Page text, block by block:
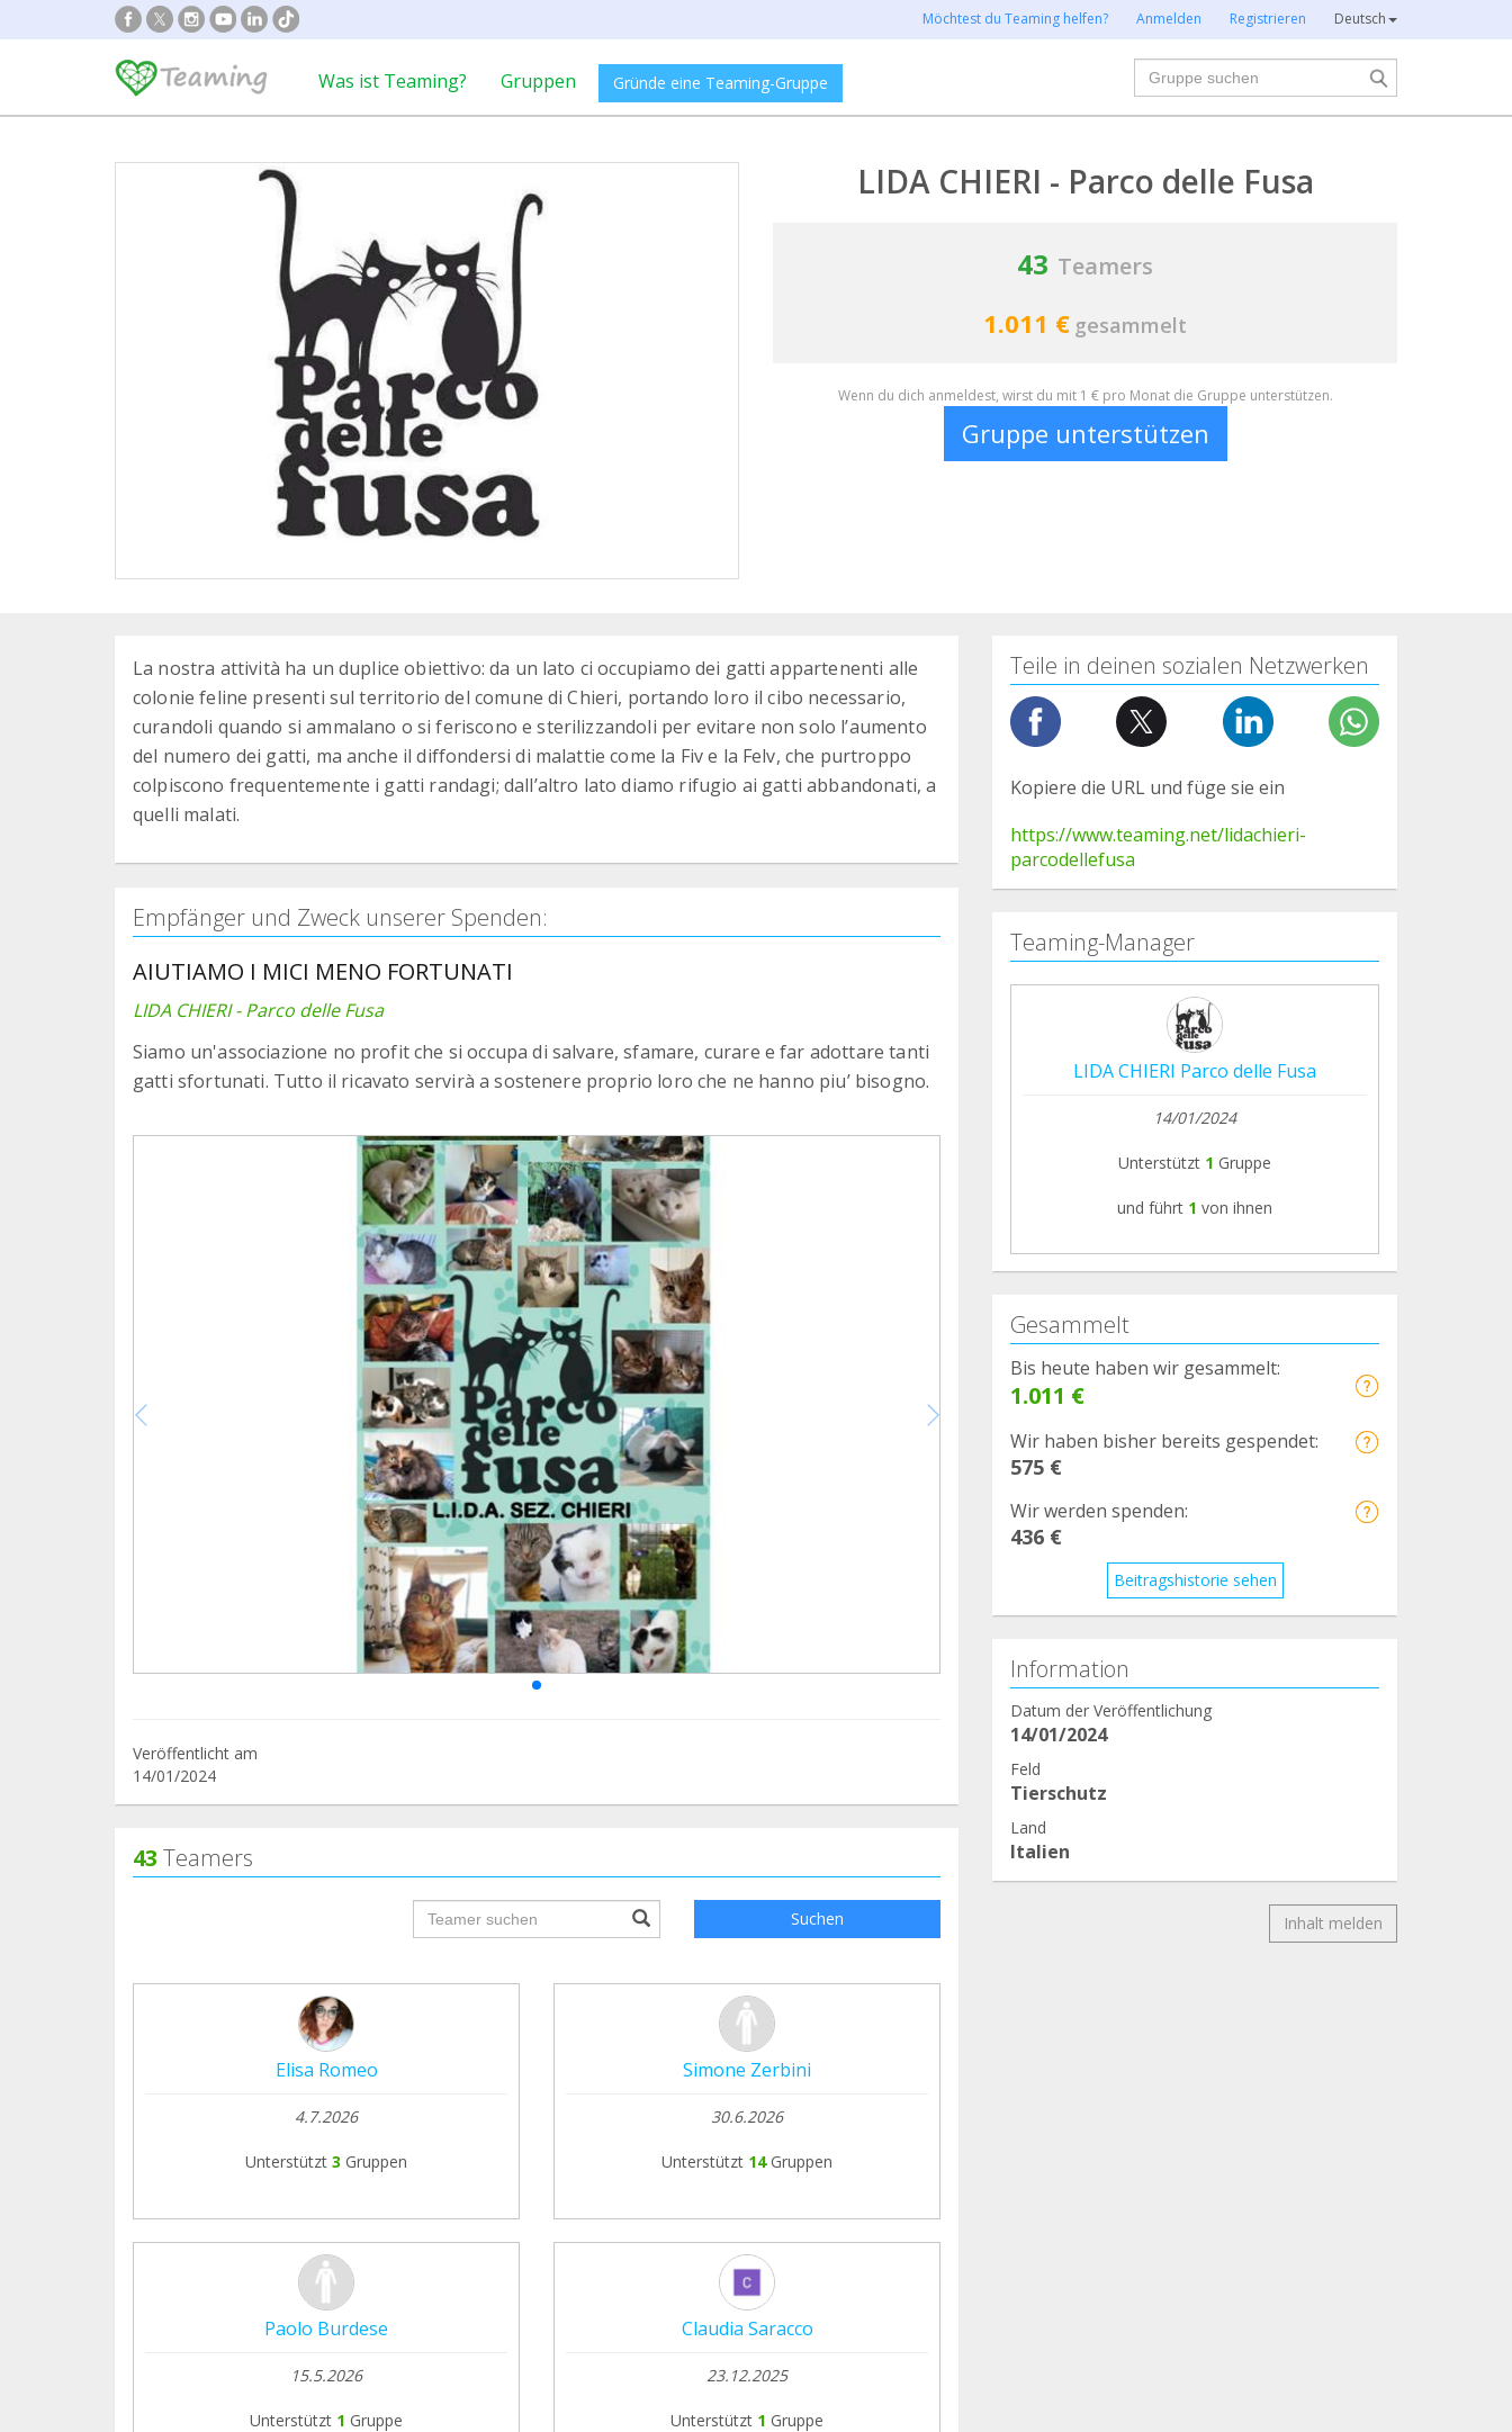
Möchtest du Teaming helfen? Anmelden Registrieren Deutsch
Was ist Teaming? Gruppen Gründe eine Teaming-Gruppe
Suche
LIDA CHIERI - Parco delle Fusa
43 Teamers
1.011 € gesammelt
Wenn du dich anmeldest, wirst du mit 1 € pro Monat die Gruppe unterstützen.
Gruppe unterstützen
La nostra attività ha un duplice obiettivo: da un lato ci occupiamo dei gatti appartenenti alle
colonie feline presenti sul territorio del comune di Chieri, portando loro il cibo necessario,
curandoli quando si ammalano o si feriscono e sterilizzandoli per evitare non solo l’aumento
del numero dei gatti, ma anche il diffondersi di malattie come la Fiv e la Felv, che purtroppo
colpiscono frequentemente i gatti randagi; dall’altro lato diamo rifugio ai gatti abbandonati, a
quelli malati.
Empfänger und Zweck unserer Spenden:
AIUTIAMO I MICI MENO FORTUNATI
LIDA CHIERI - Parco delle Fusa
Siamo un'associazione no profit che si occupa di salvare, sfamare, curare e far adottare tanti
gatti sfortunati. Tutto il ricavato servirà a sostenere proprio loro che ne hanno piu’ bisogno.
Veröffentlicht am
14/01/2024
43 Teamers
groupProfile.searchForm.search.text??? Suchen
Elisa Romeo
4.7.2026
Unterstützt 3 Gruppen
Simone Zerbini
30.6.2026
Unterstützt 14 Gruppen
Paolo Burdese
15.5.2026
Unterstützt 1 Gruppe
Claudia Saracco
23.12.2025
Unterstützt 1 Gruppe
Teile in deinen sozialen Netzwerken
Kopiere die URL und füge sie ein
https://www.teaming.net/lidachieri-
parcodellefusa
Teaming-Manager
LIDA CHIERI Parco delle Fusa
14/01/2024
Unterstützt 1 Gruppe
und führt 1 von ihnen
Gesammelt
Bis heute haben wir gesammelt:
1.011 €
Wir haben bisher bereits gespendet:
575 €
Wir werden spenden:
436 €
Beitragshistorie sehen
Information
Datum der Veröffentlichung
14/01/2024
Feld
Tierschutz
Land
Italien
Inhalt melden